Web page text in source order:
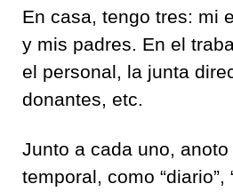
En casa, tengo tres: mi
y mis padres. En el
el personal, la junta
donantes, etc.
Junto a cada uno,
temporal, como “diario”,